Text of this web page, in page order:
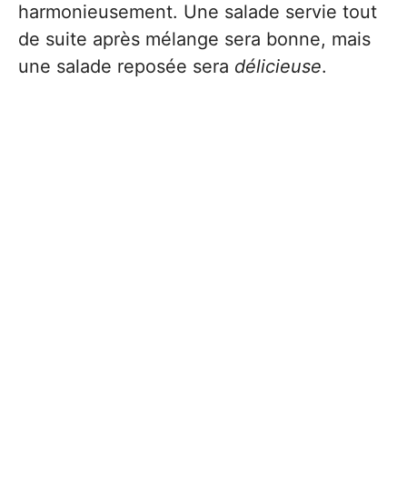
harmonieusement. Une salade servie tout
de suite après mélange sera bonne, mais
une salade reposée sera délicieuse.